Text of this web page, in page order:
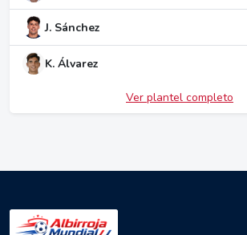
J. Sánchez
K. Álvarez
Ver plantel completo